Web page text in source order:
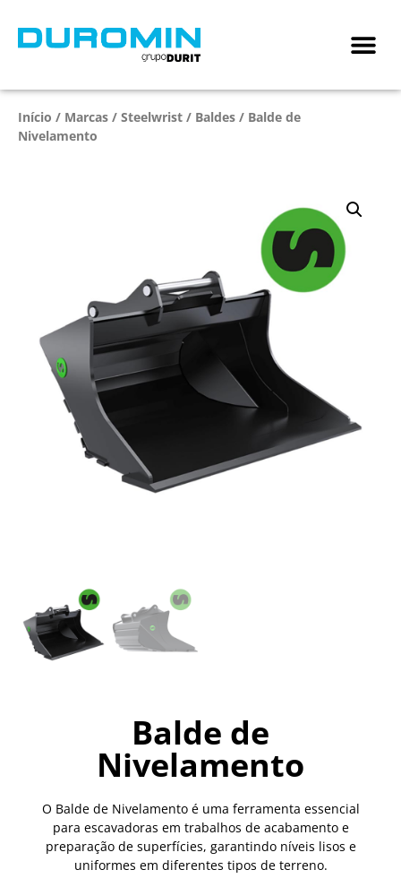
Início / Marcas / Steelwrist / Baldes / Balde de
Nivelamento
Balde de
Nivelamento
O Balde de Nivelamento é uma ferramenta essencial
para escavadoras em trabalhos de acabamento e
preparação de superfícies, garantindo níveis lisos e
uniformes em diferentes tipos de terreno.